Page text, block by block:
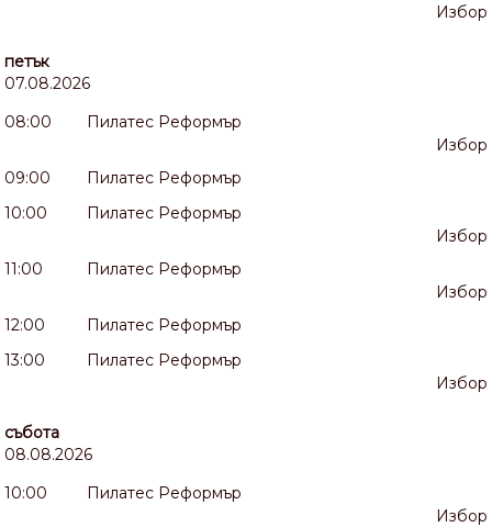
Избор
петък
07.08.2026
08:00
Пилатес Реформър
Избор
09:00
Пилатес Реформър
10:00
Пилатес Реформър
Избор
11:00
Пилатес Реформър
Избор
12:00
Пилатес Реформър
13:00
Пилатес Реформър
Избор
събота
08.08.2026
10:00
Пилатес Реформър
Избор